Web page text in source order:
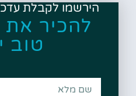
הירשמו לקבלת
להכיר
טוב